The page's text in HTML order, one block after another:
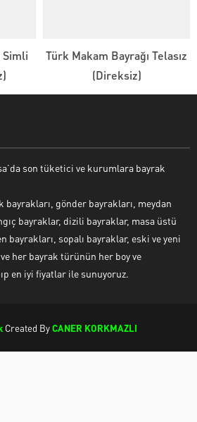
Simli
Türk Makam Bayrağı Telasız
(Direksiz)
son tüketici ve kurumlara bayrak
gönder bayrakları, meydan
bayraklar, dizili bayraklar, masa üstü
bayrakları, sopalı bayraklar, eski ve yeni
her bayrak türünün her boy ve
en iyi fiyatlar ile sunuyoruz.
Created ByCANER KORKMAZLI